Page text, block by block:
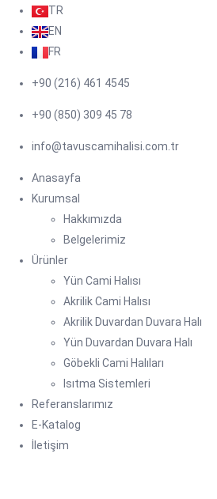
TR
EN
FR
+90 (216) 461 4545
+90 (850) 309 45 78
info@tavuscamihalisi.com.tr
Anasayfa
Kurumsal
Hakkımızda
Belgelerimiz
Ürünler
Yün Cami Halısı
Akrilik Cami Halısı
Akrilik Duvardan Duvara Halı
Yün Duvardan Duvara Halı
Göbekli Cami Halıları
Isıtma Sistemleri
Referanslarımız
E-Katalog
İletişim